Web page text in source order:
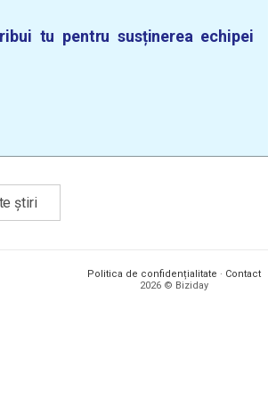
tu pentru susținerea echipei
știri
Politica de confidențialitate · Contact
2026 © Biziday